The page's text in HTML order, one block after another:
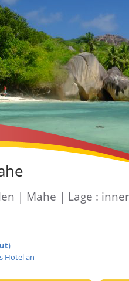
| Mahe | Lage :
)
Hotel an